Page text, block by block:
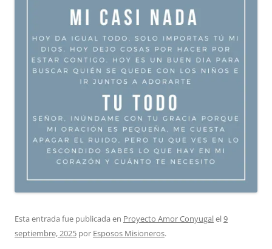
Esta entrada fue publicada en Proyecto Amor Conyugalel9
septiembre, 2025 por Esposos Misioneros.